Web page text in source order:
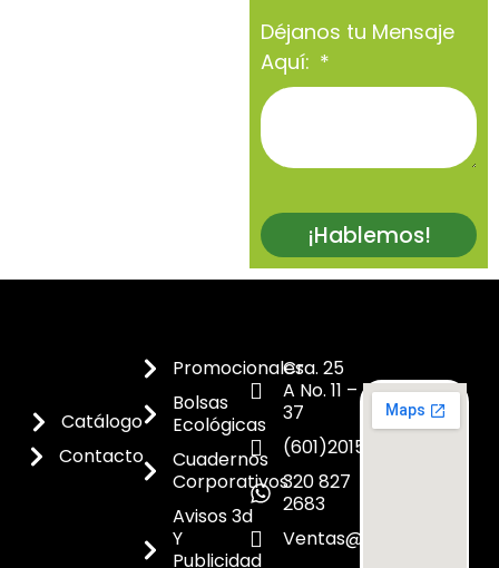
Déjanos tu Mensaje
Aquí:
¡Hablemos!
Catálogo
Contacto
Promocionales
Bolsas
Ecológicas
Cuadernos
Corporativos
Avisos 3d
Y
Publicidad
Cra. 25
A No. 11 –
37
(601)2015300
320 827
2683
Ventas@dicoes.co